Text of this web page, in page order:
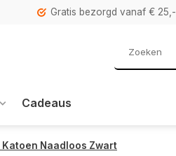
Gratis bezorgd vanaf € 25,-
Cadeaus
Katoen Naadloos Zwart